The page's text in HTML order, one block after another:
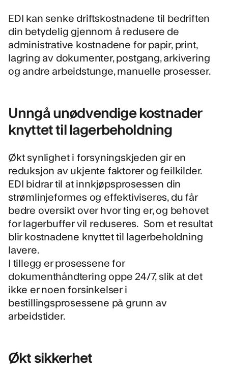
EDI kan senke driftskostnadene til bedriften
din betydelig gjennom å redusere de
administrative kostnadene for papir, print,
lagring av dokumenter, postgang, arkivering
og andre arbeidstunge, manuelle prosesser.
Unngå unødvendige kostnader
knyttet til lagerbeholdning
Økt synlighet i forsyningskjeden gir en
reduksjon av ukjente faktorer og feilkilder.
EDI bidrar til at innkjøpsprosessen din
strømlinjeformes og effektiviseres, du får
bedre oversikt over hvor ting er, og behovet
for lagerbuffer vil reduseres. Som et resultat
blir kostnadene knyttet til lagerbeholdning
lavere.
I tillegg er prosessene for
dokumenthåndtering oppe 24/7, slik at det
ikke er noen forsinkelser i
bestillingsprosessene på grunn av
arbeidstider.
Økt sikkerhet